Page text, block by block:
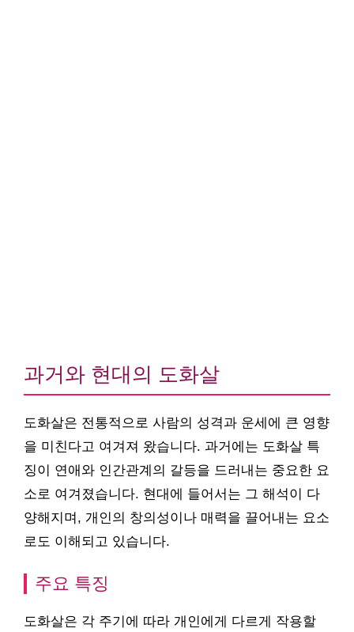
과거와 현대의 도화살
도화살은 전통적으로 사람의 성격과 운세에 큰 영향
을 미친다고 여겨져 왔습니다. 과거에는 도화살 특
징이 연애와 인간관계의 갈등을 드러내는 중요한 요
소로 여겨졌습니다. 현대에 들어서는 그 해석이 다
양해지며, 개인의 창의성이나 매력을 끌어내는 요소
로도 이해되고 있습니다.
주요 특징
도화살은 각 주기에 따라 개인에게 다르게 작용할